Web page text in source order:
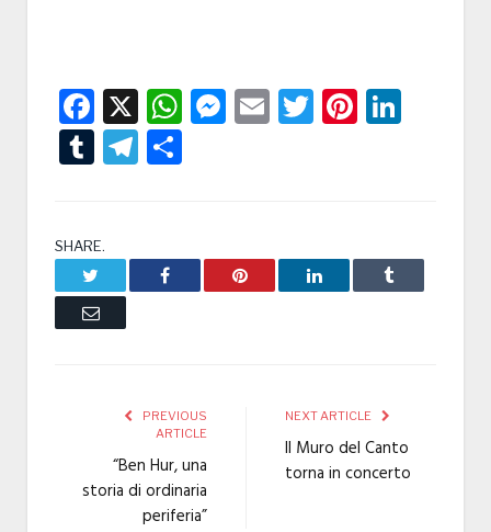
Facebook
X WhatsApp
Messenger
EmailTwitter
TumblrTelegram
SHARE.
Facebook Pinterest LinkedIn Tumblr
Email
PREVIOUS
ARTICLE
“Ben Hur, una
storia di ordinaria
periferia”
NEXT ARTICLE
Il Muro del Canto
torna in concerto